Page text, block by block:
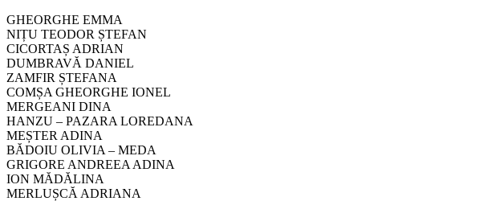
GHEORGHE EMMA
NIȚU TEODOR ȘTEFAN
CICORTAȘ ADRIAN
DUMBRAVĂ DANIEL
ZAMFIR ȘTEFANA
COMȘA GHEORGHE IONEL
MERGEANI DINA
HANZU – PAZARA LOREDANA
MEȘTER ADINA
BĂDOIU OLIVIA – MEDA
GRIGORE ANDREEA ADINA
ION MĂDĂLINA
MERLUȘCĂ ADRIANA